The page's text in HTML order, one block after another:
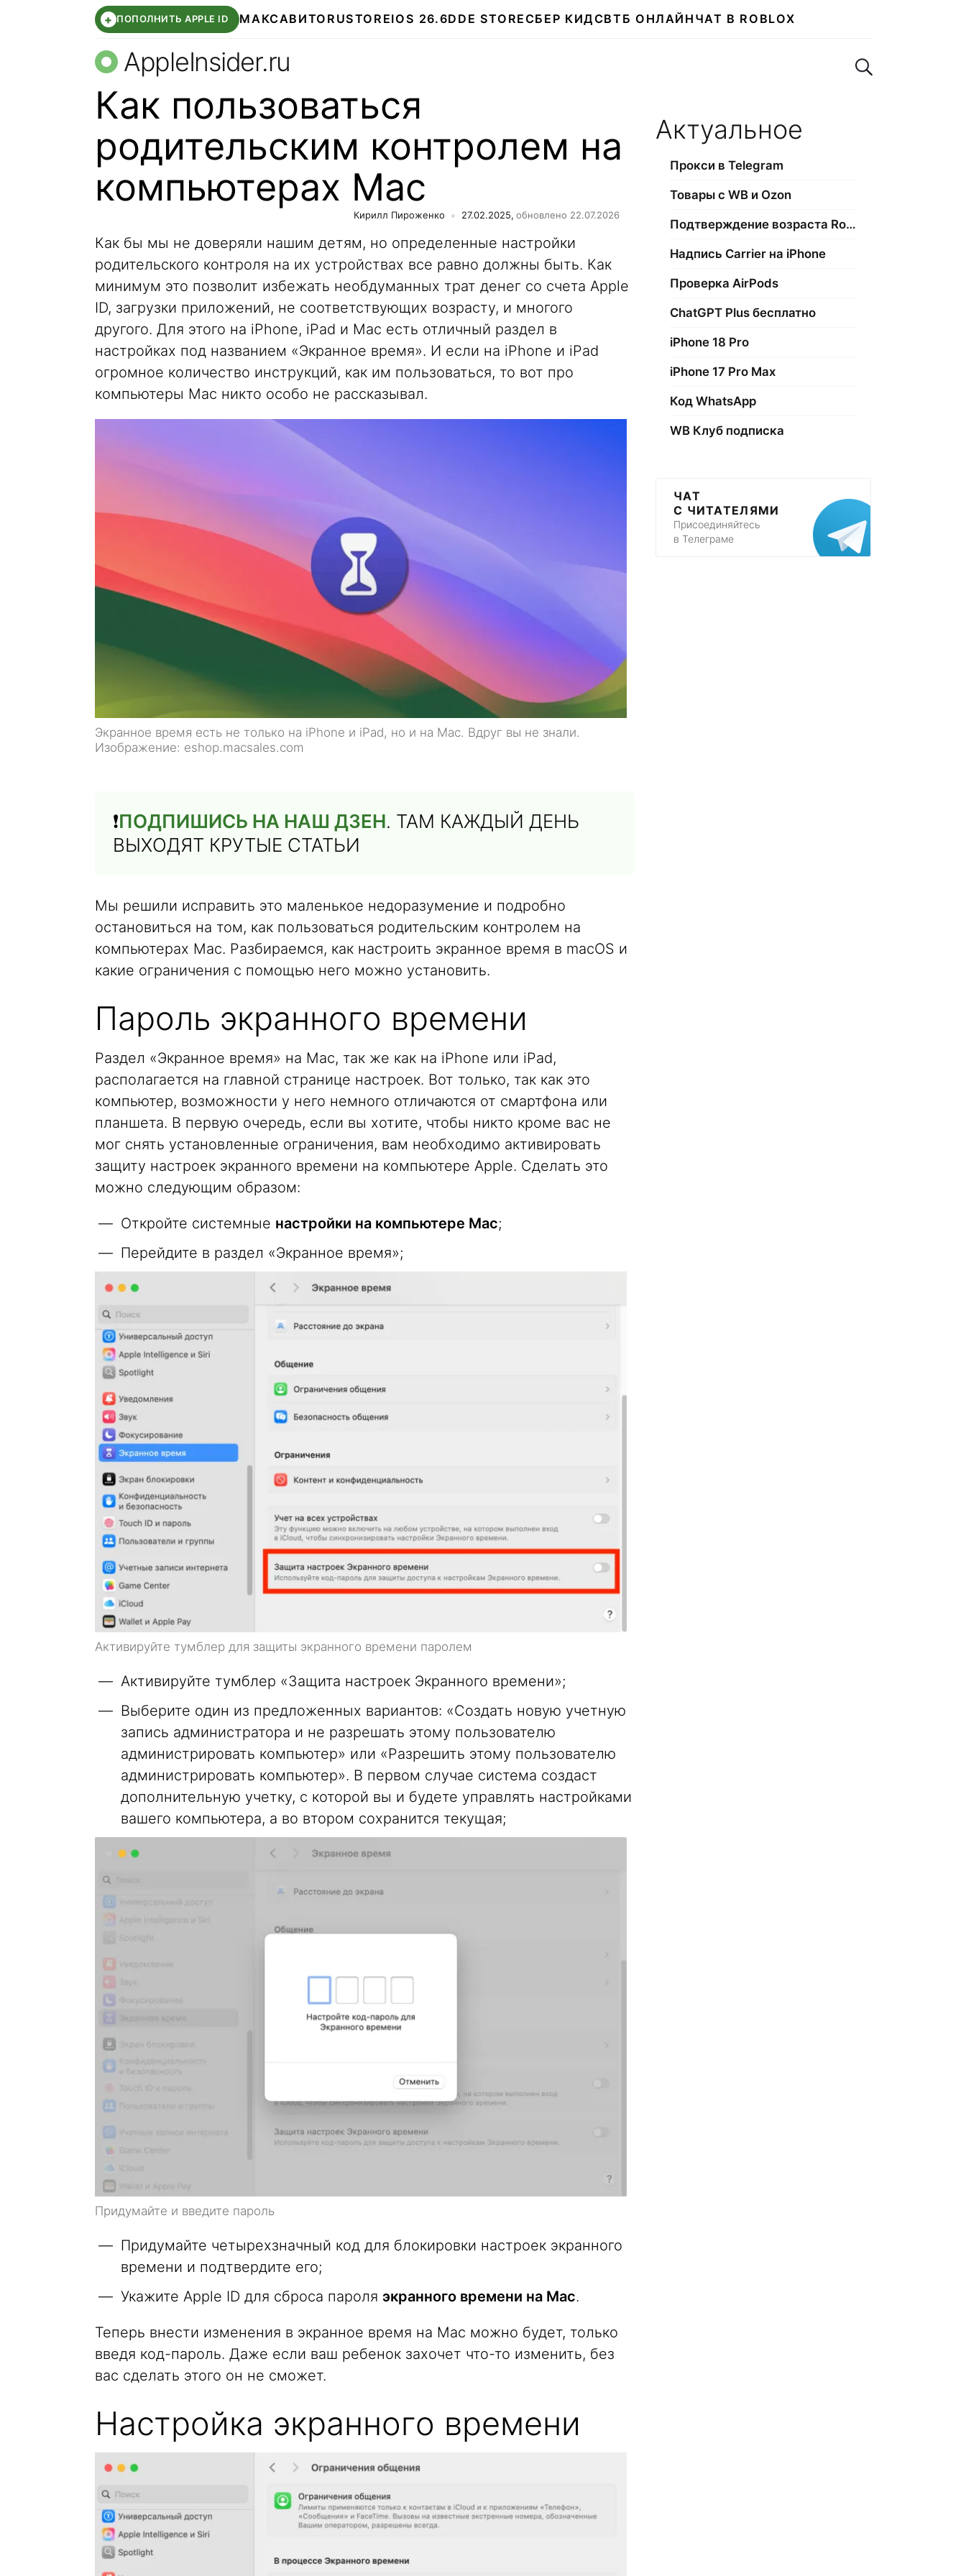
+ ПОПОЛНИТЬ APPLE ID МАКСАВИТО RUSTOREIOS 26.6DDE STORE СБЕР КИДСВТБ ОНЛАЙН ЧАТ В ROBLOX
AppleInsider.ru Поиск по сайту
Как пользоваться
родительским контролем на
компьютерах Mac
Кирилл Пироженко 27.02.2025, обновлено 22.07.2026
Как бы мы не доверяли нашим детям, но определенные настройки
родительского контроля на их устройствах все равно должны быть. Как
минимум это позволит избежать необдуманных трат денег со счета Apple
ID, загрузки приложений, не соответствующих возрасту, и многого
другого. Для этого на iPhone, iPad и Mac есть отличный раздел в
настройках под названием «Экранное время». И если на iPhone и iPad
огромное количество инструкций, как им пользоваться, то вот про
компьютеры Mac никто особо не рассказывал.
Экранное время есть не только на iPhone и iPad, но и на Mac. Вдруг вы не знали.
Изображение: eshop.macsales.com
❗️ПОДПИШИСЬ НА НАШ ДЗЕН. ТАМ КАЖДЫЙ ДЕНЬ
ВЫХОДЯТ КРУТЫЕ СТАТЬИ
Мы решили исправить это маленькое недоразумение и подробно
остановиться на том, как пользоваться родительским контролем на
компьютерах Mac. Разбираемся, как настроить экранное время в macOS и
какие ограничения с помощью него можно установить.
Пароль экранного времени
Раздел «Экранное время» на Mac, так же как на iPhone или iPad,
располагается на главной странице настроек. Вот только, так как это
компьютер, возможности у него немного отличаются от смартфона или
планшета. В первую очередь, если вы хотите, чтобы никто кроме вас не
мог снять установленные ограничения, вам необходимо активировать
защиту настроек экранного времени на компьютере Apple. Сделать это
можно следующим образом:
Откройте системные настройки на компьютере Mac;
Перейдите в раздел «Экранное время»;
Активируйте тумблер для защиты экранного времени паролем
Активируйте тумблер «Защита настроек Экранного времени»;
Выберите один из предложенных вариантов: «Создать новую учетную
запись администратора и не разрешать этому пользователю
администрировать компьютер» или «Разрешить этому пользователю
администрировать компьютер». В первом случае система создаст
дополнительную учетку, с которой вы и будете управлять настройками
вашего компьютера, а во втором сохранится текущая;
Придумайте и введите пароль
Придумайте четырехзначный код для блокировки настроек экранного
времени и подтвердите его;
Укажите Apple ID для сброса пароля экранного времени на Mac.
Теперь внести изменения в экранное время на Mac можно будет, только
введя код-пароль. Даже если ваш ребенок захочет что-то изменить, без
вас сделать этого он не сможет.
Настройка экранного времени
Актуальное
Прокси в Telegram
Товары с WB и Ozon
Подтверждение возраста Roblox
Надпись Carrier на iPhone
Проверка AirPods
ChatGPT Plus бесплатно
iPhone 18 Pro
iPhone 17 Pro Max
Код WhatsApp
WB Клуб подписка
ЧАТ
С ЧИТАТЕЛЯМИ
Присоединяйтесь
в Телеграме